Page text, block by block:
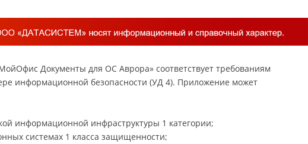
Документы для ОС Аврора» соответствует требованиям
информационной безопасности (УД 4). Приложение может
информационной инфраструктуры 1 категории;
системах 1 класса защищенности;